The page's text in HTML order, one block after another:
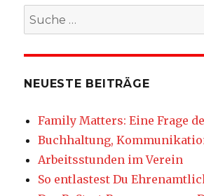
Suche
nach:
NEUESTE BEITRÄGE
Family Matters: Eine Frage
Buchhaltung,
Arbeitsstunden im Verein
So entlastest Du